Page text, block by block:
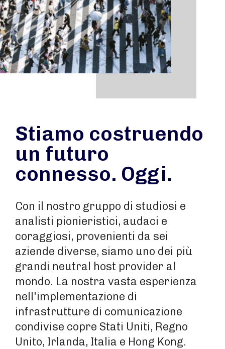
Stiamo costruendo
un futuro
connesso. Oggi.
Con il nostro gruppo di studiosi e
analisti pionieristici, audaci e
coraggiosi, provenienti da sei
aziende diverse, siamo uno dei più
grandi neutral host provider al
mondo. La nostra vasta esperienza
nell'implementazione di
infrastrutture di comunicazione
condivise copre Stati Uniti, Regno
Unito, Irlanda, Italia e Hong Kong.